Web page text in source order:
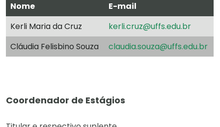
Nome
E-mail
Kerli Maria da Cruz
kerli.cruz@uffs.edu.br
Cláudia Felisbino Souza
claudia.souza@uffs.edu.br
Coordenador de Estágios